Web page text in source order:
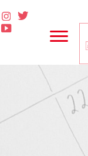
Facebook
InstaTwitter
Youtube